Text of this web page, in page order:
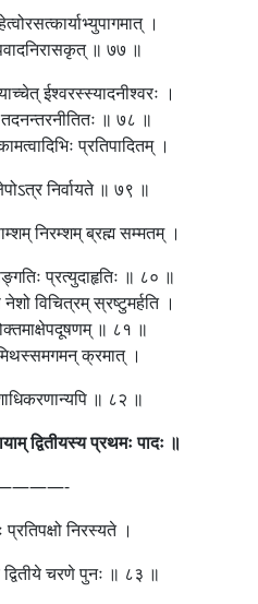
।
॥ ७७ ॥
ईश्वरस्स्यादनीश्वरः ।
॥ ७८ ॥
प्रतिपादितम् ।
निर्वायते ॥ ७९ ॥
निरम्शम् ब्रह्म सम्मतम् ।
प्रत्युदाहृतिः ॥ ८० ॥
विचित्रम् स्रष्टुमर्हति ।
॥ ८१ ॥
मिथस्समगमन् क्रमात् ।
॥ ८२ ॥
द्वितीयस्य प्रथमः पादः ॥
प्रतिपक्षो निरस्यते ।
द्वितीये चरणे पुनः ॥ ८३ ॥